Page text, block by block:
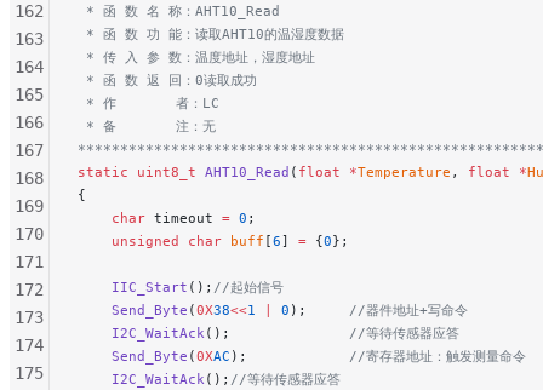
* 函 数 名 称：AHT10_Read
* 函 数 功 能：读取AHT10的温湿度数据
* 传 入 参 数：温度地址，湿度地址
* 函 数 返 回：0读取成功
* 作       者：LC
* 备       注：无
static uint8_t AHT10_Read ( float *Temperature , float *
{
    char
timeout = 0 ;
    unsigned
char buff [6] = {0};
    IIC_Start
(); //起始信号
    Send_Byte
(0X38<<1 0 );
     //器件地址+写命令
    I2C_WaitAck
();
              //等待传感器应答
    Send_Byte
(0XAC );
            //寄存器地址：触发测量命令
    I2C_WaitAck
(); //等待传感器应答
162
163
164
165
166
167
168
169
170
171
172
173
174
175